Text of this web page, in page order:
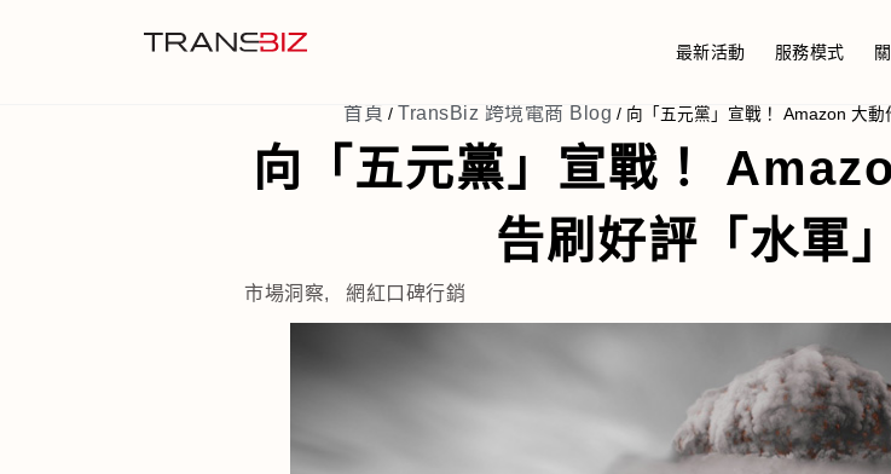
最新活動 服務模式
首頁 / TransBiz 跨境電商 Blog / 向「五元黨」宣戰！ Amazon 大動
向「五元黨」宣戰！
告刷好評「水軍」
市場洞察, 網紅口碑行銷